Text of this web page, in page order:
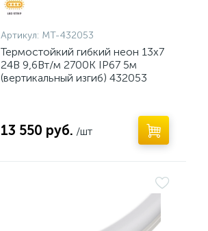
Артикул: MT-432053
Термостойкий гибкий неон 13х7
24В 9,6Вт/м 2700K IP67 5м
(вертикальный изгиб) 432053
13 550 руб. /шт